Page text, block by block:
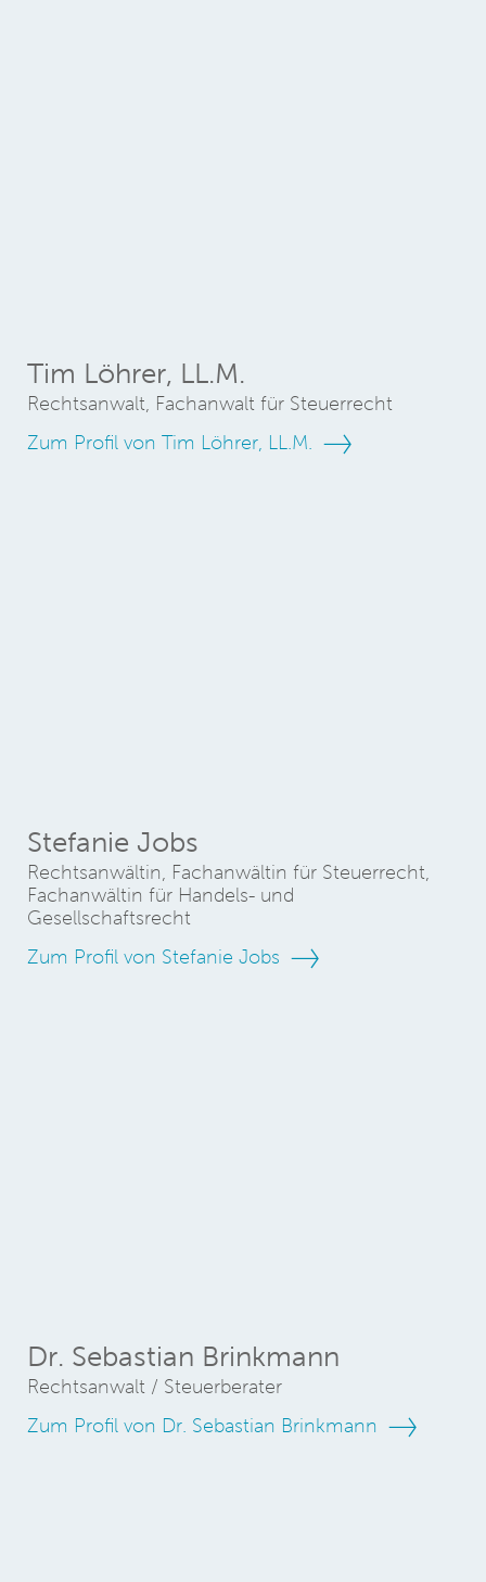
Tim Löhrer, LL.M.
Rechtsanwalt, Fachanwalt für Steuerrecht
Zum Profil von Tim Löhrer, LL.M.
Stefanie Jobs
Rechtsanwältin, Fachanwältin für Steuerrecht,
Fachanwältin für Handels- und
Gesellschaftsrecht
Zum Profil von Stefanie Jobs
Dr. Sebastian Brinkmann
Rechtsanwalt / Steuerberater
Zum Profil von Dr. Sebastian Brinkmann